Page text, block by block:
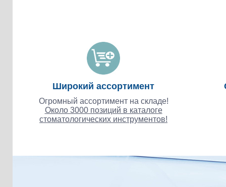
Широкий ассортимент
Огромный ассортимент на складе!
Около 3000 позиций в каталоге
стоматологических инструментов!